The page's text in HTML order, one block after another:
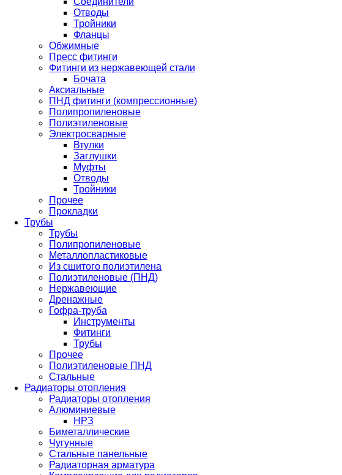
Отводы
Тройники
Фланцы
Обжимные
Пресс фитинги
Фитинги из нержавеющей стали
Бочата
Аксиальные
ПНД фитинги (компрессионные)
Полипропиленовые
Полиэтиленовые
Электросварные
Втулки
Заглушки
Муфты
Отводы
Тройники
Прочее
Прокладки
Трубы
Трубы
Полипропиленовые
Металлопластиковые
Из сшитого полиэтилена
Полиэтиленовые (ПНД)
Нержавеющие
Дренажные
Гофра-труба
Инструменты
Фитинги
Трубы
Прочее
Полиэтиленовые ПНД
Стальные
Радиаторы отопления
Радиаторы отопления
Алюминиевые
НРЗ
Биметаллические
Чугунные
Стальные панельные
Радиаторная арматура